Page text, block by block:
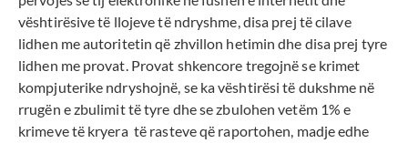
vështirësive të llojeve të ndryshme, disa prej të cilave
lidhen me autoritetin që zhvillon hetimin dhe disa prej tyre
lidhen me provat. Provat shkencore tregojnë se krimet
kompjuterike ndryshojnë, se ka vështirësi të dukshme në
rrugën e zbulimit të tyre dhe se zbulohen vetëm 1% e
krimeve të kryera të rasteve që raportohen, madje edhe